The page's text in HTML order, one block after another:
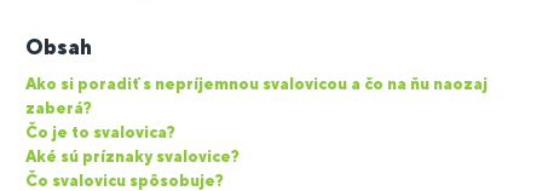
Obsah
Ako si poradiť s nepríjemnou svalovicou a čo na ňu naozaj
zaberá?
Čo je to svalovica?
Aké sú príznaky svalovice?
Čo svalovicu spôsobuje?